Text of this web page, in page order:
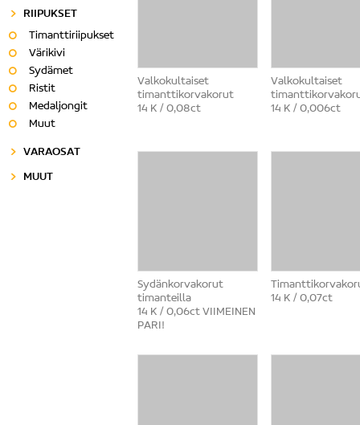
Valkokultaiset
timanttikorvakorut
14 K / 0,08ct
Valkokultaiset
14 K / 0,006ct
Sydänkorvakorut
timanteilla
14 K / 0,06ct VIIMEINEN
PARI!
14 K / 0,07ct
RIIPUKSET
Timanttiriipukset
Värikivi
Sydämet
Ristit
Medaljongit
Muut
VARAOSAT
MUUT